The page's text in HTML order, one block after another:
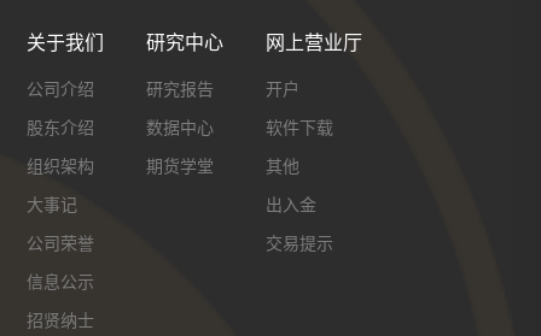
关于我们
公司介绍
股东介绍
组织架构
大事记
公司荣誉
信息公示
招贤纳士
研究中心
研究报告
数据中心
期货学堂
网上营业厅
开户
软件下载
其他
出入金
交易提示